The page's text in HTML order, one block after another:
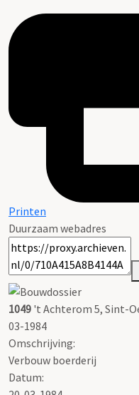
Printen
Duurzaam webadres
1049 't Achterom 5, Sint-
03-1984
Omschrijving:
Verbouw boerderij
Datum: